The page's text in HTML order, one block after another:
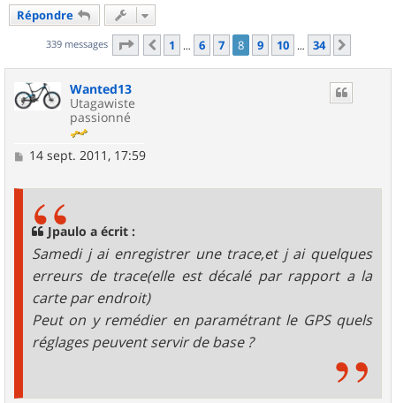
Répondre
339 messages Page 8sur 34
Précédent
1 … 6 7 8 9 10 … 34
Wanted13
Utagawiste
passionné
M14 sept. 2011, 17:59
Jpaulo a écrit :
Samedi j ai enregistrer une trace,et j ai quelques
erreurs de trace(elle est décalé par rapport a la
carte par endroit)
Peut on y remédier en paramétrant le GPS quels
réglages peuvent servir de base ?